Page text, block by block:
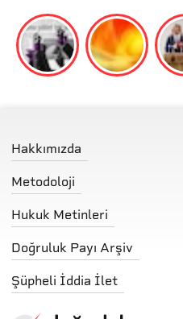
Hakkımızda
Metodoloji
Hukuk Metinleri
Doğruluk Payı Arşiv
Şüpheli İddia İlet